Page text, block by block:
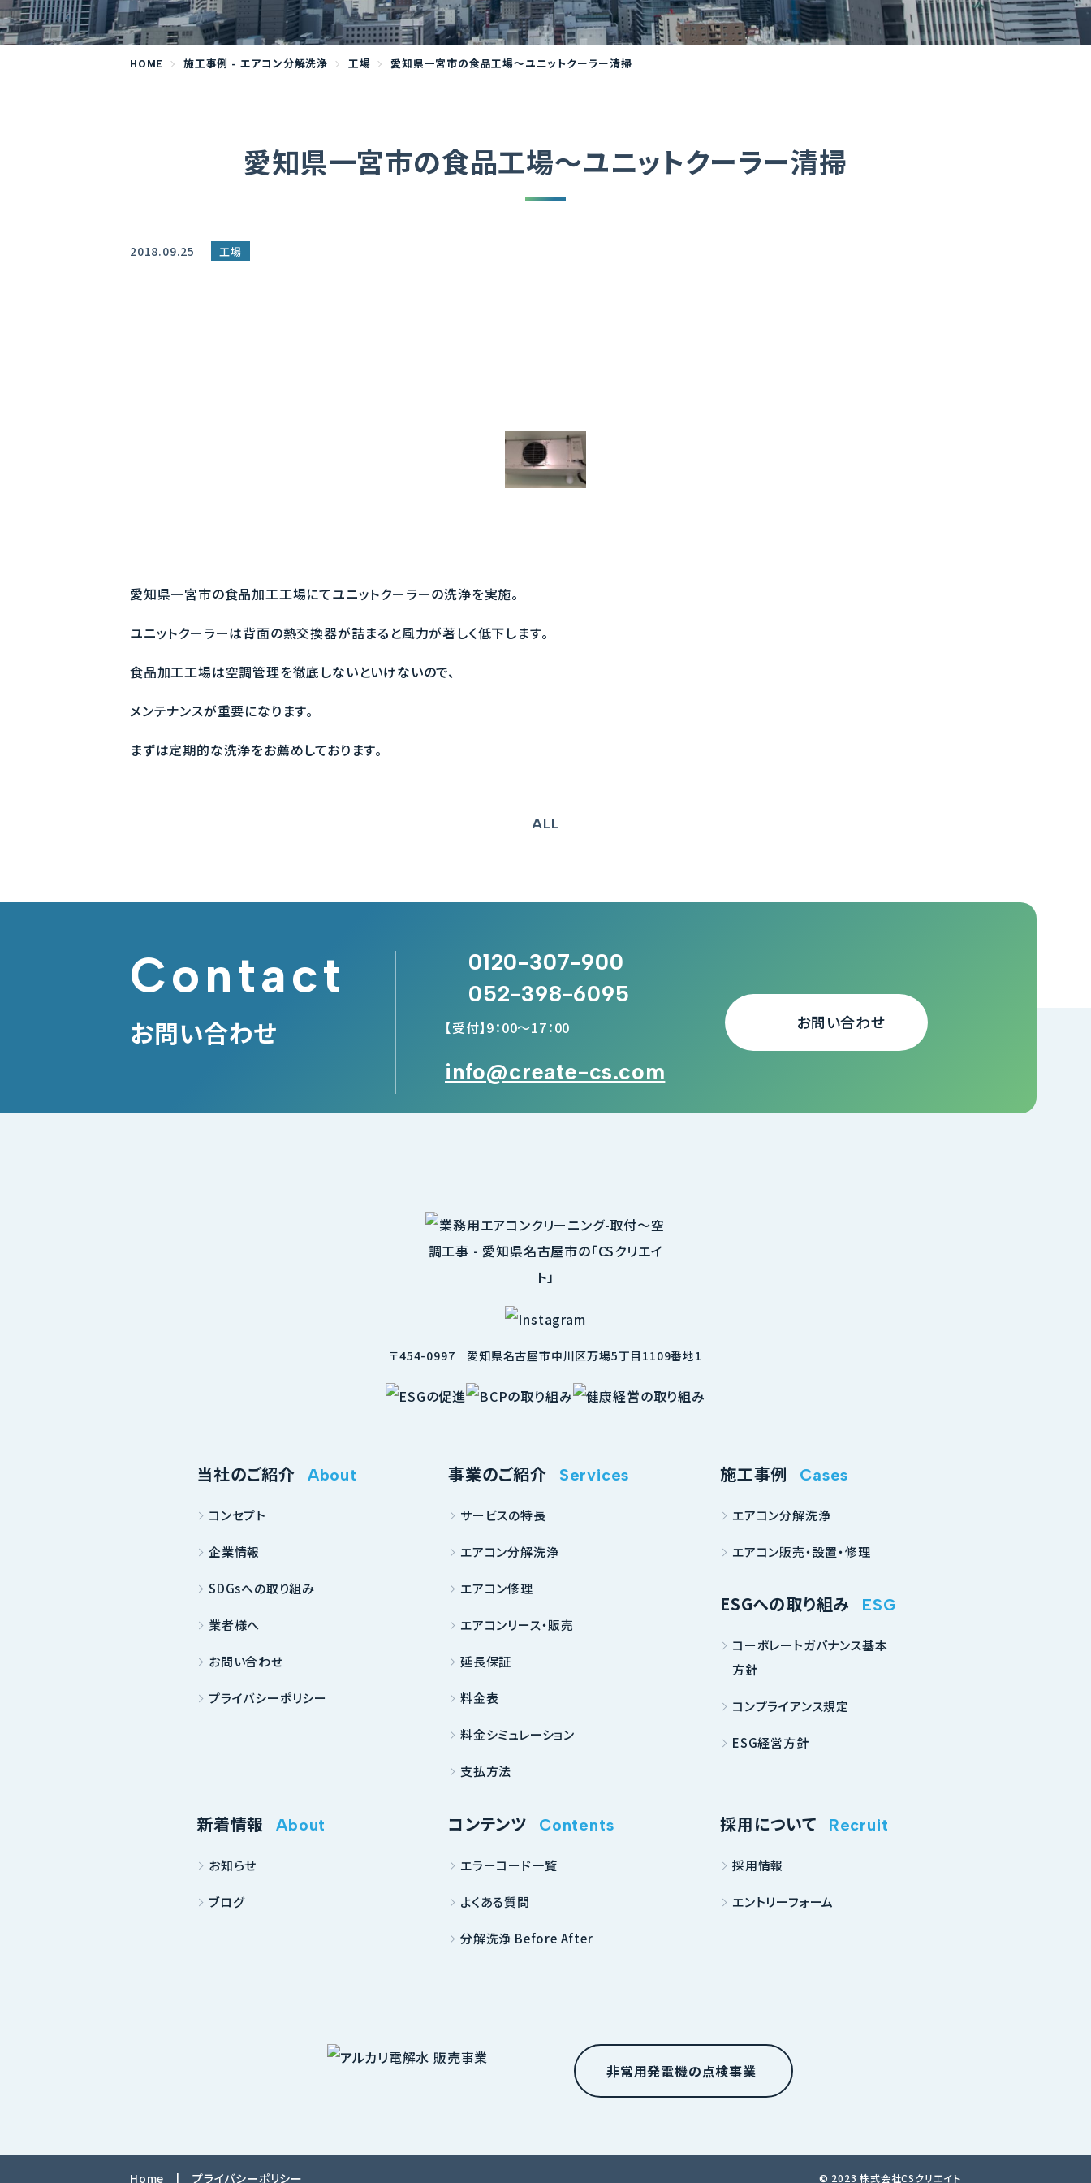
HOME 施工事例 - エアコン分解洗浄 工場 愛知県一宮市の食品工場～ユニットクーラー清掃
愛知県一宮市の食品工場～ユニットクーラー清掃
2018.09.25 工場
愛知県一宮市の食品加工工場にてユニットクーラーの洗浄を実施。
ユニットクーラーは背面の熱交換器が詰まると風力が著しく低下します。
食品加工工場は空調管理を徹底しないといけないので、
メンテナンスが重要になります。
まずは定期的な洗浄をお薦めしております。
ALL
Contact
お問い合わせ
0120-307-900
052-398-6095
【受付】9：00～17：00
info@create-cs.com
お問い合わせ
〒454-0997 愛知県名古屋市中川区万場5丁目1109番地1
当社のご紹介 About
コンセプト
企業情報
SDGsへの取り組み
業者様へ
お問い合わせ
プライバシーポリシー
事業のご紹介 Services
サービスの特長
エアコン分解洗浄
エアコン修理
エアコンリース・販売
延長保証
料金表
料金シミュレーション
支払方法
施工事例 Cases
エアコン分解洗浄
エアコン販売・設置・修理
ESGへの取り組み ESG
コーポレートガバナンス基本
方針
コンプライアンス規定
ESG経営方針
新着情報 About
お知らせ
ブログ
コンテンツ Contents
エラーコード一覧
よくある質問
分解洗浄 Before After
採用について Recruit
採用情報
エントリーフォーム
非常用発電機の点検事業
Home プライバシーポリシー © 2023 株式会社CSクリエイト